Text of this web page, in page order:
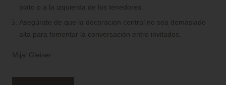
plato o a la izquierda de los tenedores.
Asegúrate de que la decoración central no sea demasiado
alta para fomentar la conversación entre invitados.
Mijal Gleiser